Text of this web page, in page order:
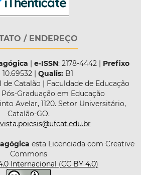
/ ENDEREÇO
| e-ISSN: 2178-4442 | Prefixo
10.69532 | Qualis:B1
Catalão | Faculdade de Educação
Graduação em Educação
Avelar, 1120. Setor Universitário,
Catalão-GO.
esta Licenciada com Creative
Commons
Internacional (CC BY 4.0)